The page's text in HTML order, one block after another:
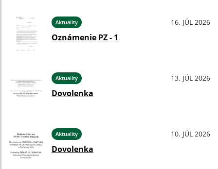
Aktuality 16. JÚL 2026
Oznámenie PZ - 1
Aktuality 13. JÚL 2026
Dovolenka
Aktuality 10. JÚL 2026
Dovolenka